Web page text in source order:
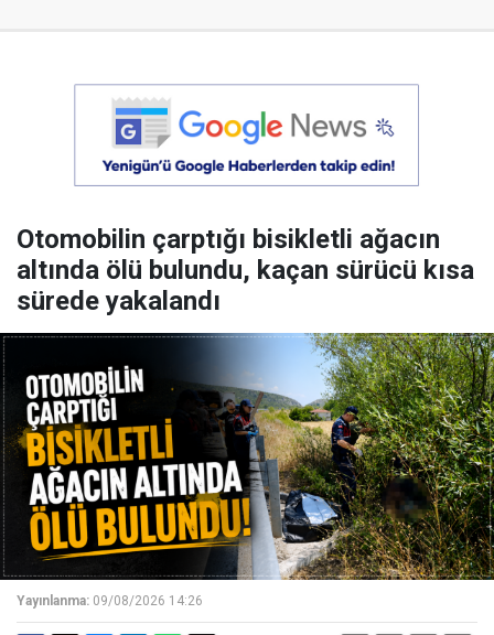
Otomobilin çarptığı bisikletli ağacın
altında ölü bulundu, kaçan sürücü kısa
sürede yakalandı
Yayınlanma: 09/08/2026 14:26